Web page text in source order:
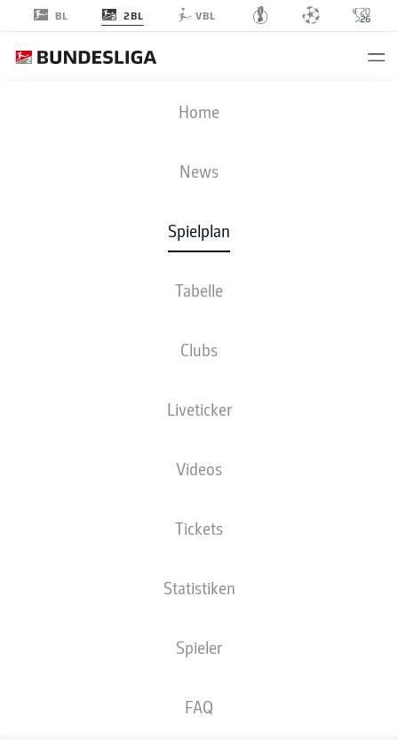
BL 2BL VBL
Home
News
Spielplan
Tabelle
Clubs
Liveticker
Videos
Tickets
Statistiken
Spieler
FAQ
BOC
AUFSTELLUNGEN
Fr., 18.12.2026 - So., 20.12.2026
Anzeige